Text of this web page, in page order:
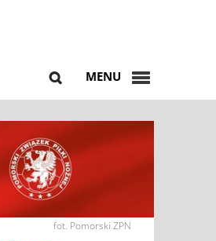
MENU
fot. Pomorski ZPN